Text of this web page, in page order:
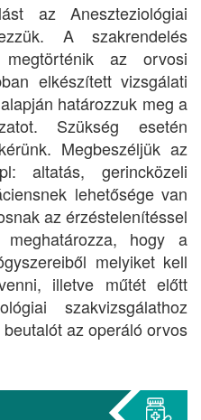
az Aneszteziológiai
A szakrendelés
az orvosi
elkészített vizsgálati
határozzuk meg a
Szükség esetén
Megbeszéljük az
altatás, gerincközeli
lehetősége van
az érzéstelenítéssel
hogy a
melyiket kell
illetve műtét előtt
szakvizsgálathoz
az operáló orvos